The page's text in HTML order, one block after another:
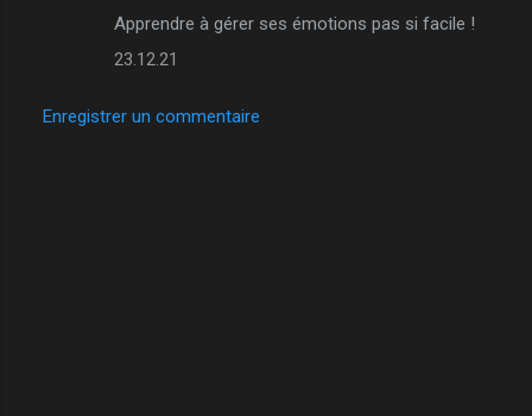
Apprendre à gérer ses émotions pas si facile !
23.12.21
Enregistrer un commentaire